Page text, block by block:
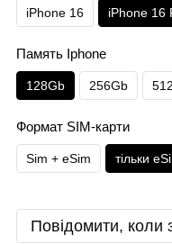
iPhone 16 iPhone 16
Память Iphone
128Gb 256Gb
Формат SIM-карти
Sim + eSim тільки
Повідомити, коли